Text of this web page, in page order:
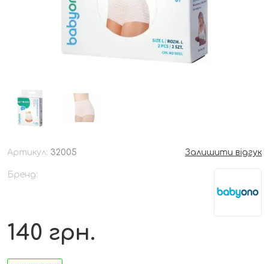
Артикул: 32005 Залишити відгук
Бренд:
140 грн.